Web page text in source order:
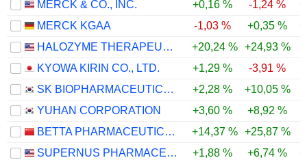
MERCK & CO., INC.
+0,16 % -1,24 %
MERCK KGAA
-1,03 % +0,35 %
HALOZYME THERAPEUTICS, INC.
+20,24 % +24,93 %
KYOWA KIRIN CO., LTD.
+1,29 % -3,91 %
SK BIOPHARMACEUTICALS CO., LTD.
+2,28 % +10,05 %
YUHAN CORPORATION
+3,60 % +8,92 %
BETTA PHARMACEUTICALS CO., LTD.
+14,37 % +25,87 %
SUPERNUS PHARMACEUTICALS, INC.
+1,88 % +6,74 %